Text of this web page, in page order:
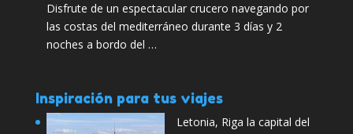
Disfrute de un espectacular crucero navegando por
las costas del mediterráneo durante 3 días y 2
noches a bordo del …
Inspiración para tus viajes
Letonia, Riga la capital del